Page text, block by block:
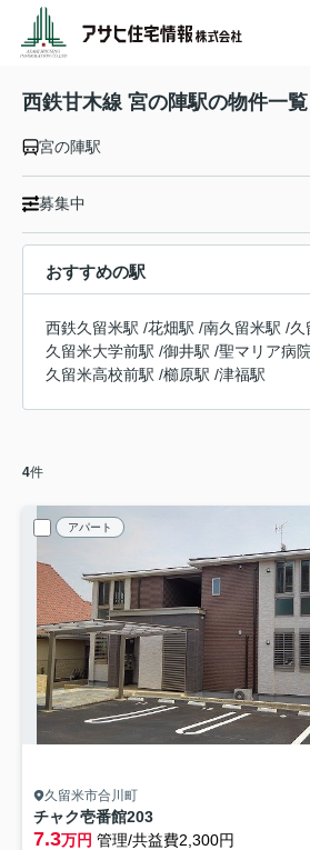
西鉄甘木線 宮の陣駅の物件一覧
宮の陣駅
募集中
おすすめの駅
西鉄久留米駅 /花畑駅 /南久留米駅 /久
久留米大学前駅 /御井駅 /聖マリア病
久留米高校前駅 /櫛原駅 /津福駅
4件
アパート
久留米市合川町
チャク壱番館203
7.3万円 管理/共益費2,300円